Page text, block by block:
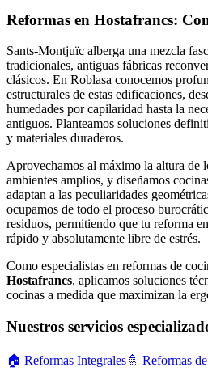
Reformas en Hostafrancs:
Sants-Montjuïc alberga una mezcla
tradicionales, antiguas fábricas
clásicos. En Roblasa conocemos
estructurales de estas edificaciones,
humedades por capilaridad hasta la
antiguos. Planteamos soluciones
y materiales duraderos.
Aprovechamos al máximo la altura de
ambientes amplios, y diseñamos
adaptan a las peculiaridades
ocupamos de todo el proceso
residuos, permitiendo que tu reforma
rápido y absolutamente libre de estrés.
Como especialistas en reformas de
Hostafrancs, aplicamos soluciones
cocinas a medida que maximizan la
Nuestros servicios
🏠 Reformas Integrales🚿 Reformas